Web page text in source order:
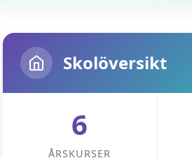
Skolöversikt
6
ÅRSKURSER